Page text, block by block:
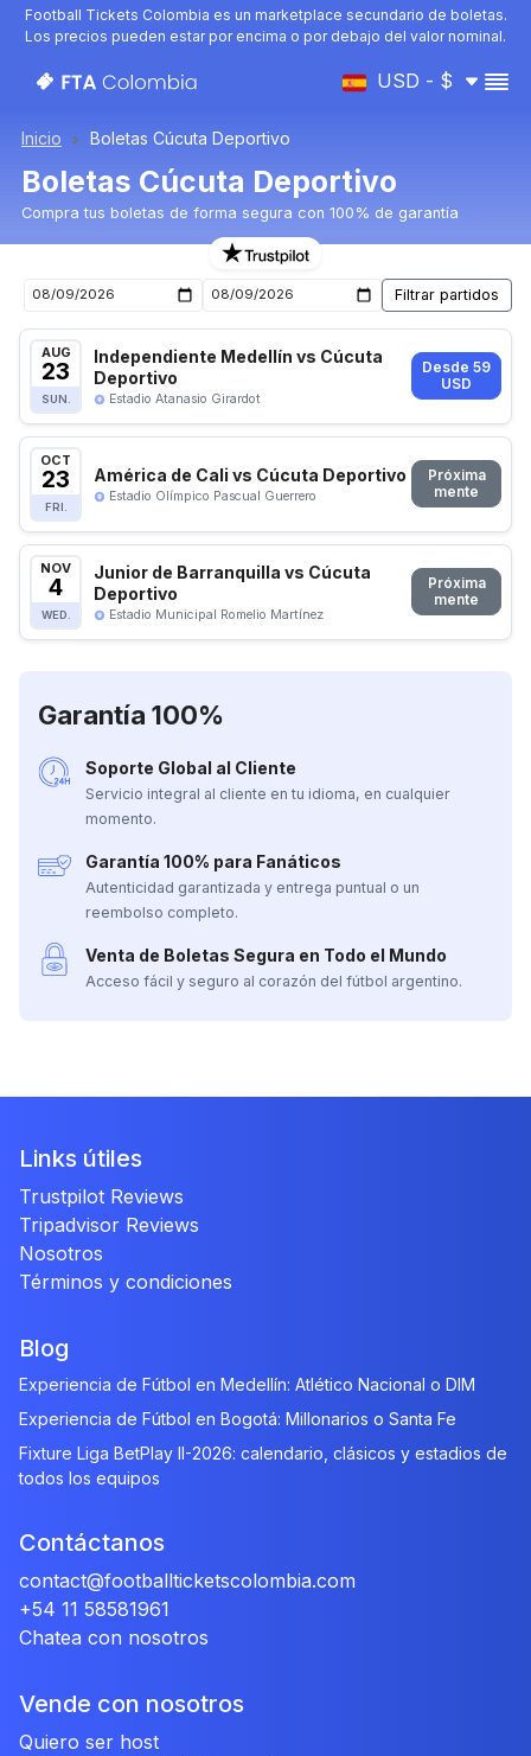
Football Tickets Colombia es un marketplace secundario de boletas.
Los precios pueden estar por encima o por debajo del valor nominal.
USD - $
Inicio Boletas Cúcuta Deportivo
Boletas Cúcuta Deportivo
Compra tus boletas de forma segura con 100% de garantía
Boletas para el próximo partido de Cúcuta Deportivo
AUG
23
SUN.
Independiente Medellín vs Cúcuta
Deportivo
Estadio Atanasio Girardot
Desde 59
USD
OCT
23
FRI.
América de Cali vs Cúcuta Deportivo
Estadio Olímpico Pascual Guerrero
Próxima
mente
NOV
4
WED.
Junior de Barranquilla vs Cúcuta
Deportivo
Estadio Municipal Romelio Martínez
Próxima
mente
Garantía 100%
Soporte Global al Cliente
Servicio integral al cliente en tu idioma, en cualquier
momento.
Garantía 100% para Fanáticos
Autenticidad garantizada y entrega puntual o un
reembolso completo.
Venta de Boletas Segura en Todo el Mundo
Acceso fácil y seguro al corazón del fútbol argentino.
Links útiles
Trustpilot Reviews
Tripadvisor Reviews
Nosotros
Términos y condiciones
Blog
Experiencia de Fútbol en Medellín: Atlético Nacional o DIM
Experiencia de Fútbol en Bogotá: Millonarios o Santa Fe
Fixture Liga BetPlay II-2026: calendario, clásicos y estadios de
todos los equipos
Contáctanos
contact@footballticketscolombia.com
+54 11 58581961
Chatea con nosotros
Vende con nosotros
Quiero ser host